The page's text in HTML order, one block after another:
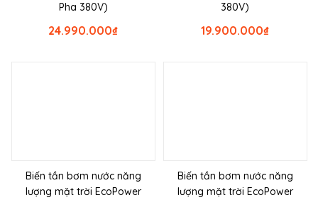
Pha 380V)
₫
24.990.000
380V)
₫
19.900.000
Biến tần bơm nước năng
lượng mặt trời EcoPower
Biến tần bơm nước năng
lượng mặt trời EcoPower